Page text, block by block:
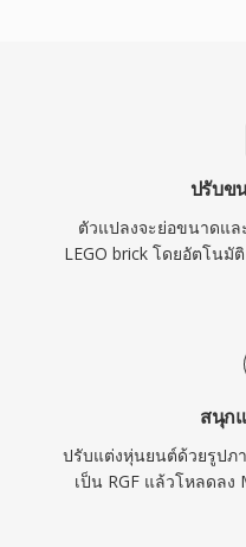
ปรับข
ตัวแปลงจะย่อขนาดแล
LEGO brick โดยอัตโน
สนุก
ปรับแต่งหุ่นยนต์ด้วยรูปภ
เป็น RGF แล้วโหลดลง